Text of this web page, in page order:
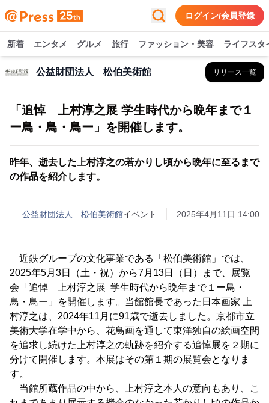
ログイン/会員登録
新着 エンタメ グルメ 旅行 ファッション・美容 ライフスタ
公益財団法人 松伯美術館 リリース一覧
「追悼 上村淳之展 学生時代から晩年まで１
ー鳥・鳥・鳥ー」を開催します。
昨年、逝去した上村淳之の若かりし頃から晩年に至るまで
の作品を紹介します。
公益財団法人 松伯美術館イベント 2025年4月11日 14:00
近鉄グループの文化事業である「松伯美術館」では、
2025年5月3日（土・祝）から7月13日（日）まで、展覧
会「追悼 上村淳之展 学生時代から晩年まで１ー鳥・
鳥・鳥ー」を開催します。当館館長であった日本画家 上
村淳之は、2024年11月に91歳で逝去しました。京都市立
美術大学在学中から、花鳥画を通して東洋独自の絵画空間
を追求し続けた上村淳之の軌跡を紹介する追悼展を２期に
分けて開催します。本展はその第１期の展覧会となりま
す。
当館所蔵作品の中から、上村淳之本人の意向もあり、こ